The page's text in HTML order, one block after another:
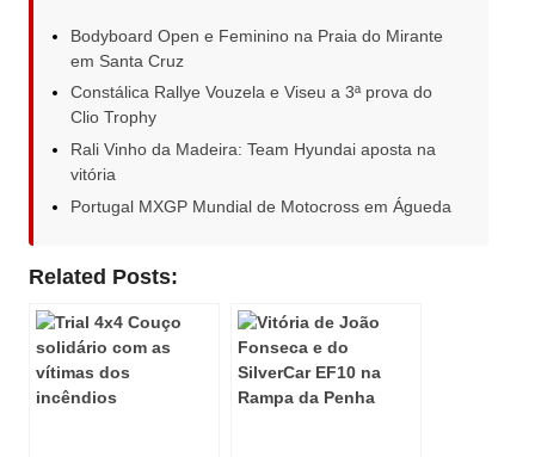
Bodyboard Open e Feminino na Praia do Mirante
em Santa Cruz
Constálica Rallye Vouzela e Viseu a 3ª prova do
Clio Trophy
Rali Vinho da Madeira: Team Hyundai aposta na
vitória
Portugal MXGP Mundial de Motocross em Águeda
Related Posts: